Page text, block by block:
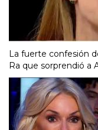
La fuerte confesión
Ra que sorprendió a